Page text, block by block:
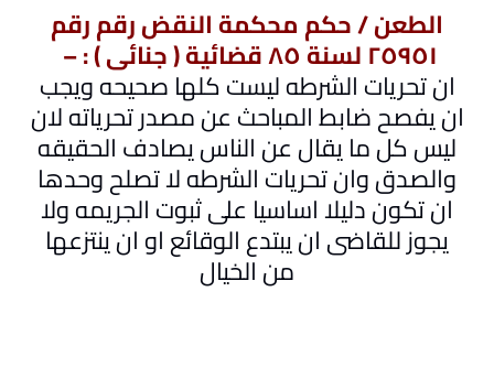
الطعن / حكم محكمة النقض رقمرقم
٢٥٩٥١ لسنة ٨٥ قضائية ( جنائى ) : –
ان تحريات الشرطه ليست كلها صحيحه ويجب
ان يفصح ضابط المباحث عن مصدر تحرياته لان
ليس كل ما يقال عن الناس يصادف الحقيقه
والصدق وان تحريات الشرطه لا تصلح وحدها
ان تكون دليلا اساسيا على ثبوت الجريمه ولا
يجوز للقاضى ان يبتدع الوقائع او ان ينتزعها
من الخيال